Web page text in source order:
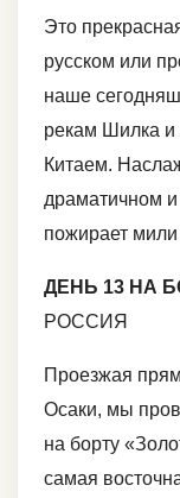
Это
русском или
наше
рекам Шилка и
Китаем.
драматичном и
пожирает
ДЕНЬ 13 НА
РОССИЯ
Проезжая
Осаки, мы
на борту
самая